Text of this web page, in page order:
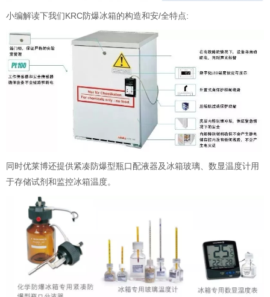
小编解读下我们KRC防爆冰箱的构造和安/全特点:
同时优莱博还提供紧凑防爆型瓶口配液器及冰箱玻璃、数显温度计用
于存储试剂和监控冰箱温度。